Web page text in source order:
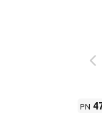
PN